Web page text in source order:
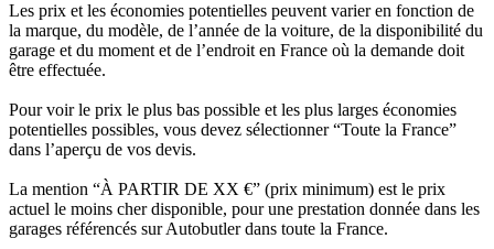
Les prix et les économies potentielles peuvent varier en fonction de
la marque, du modèle, de l’année de la voiture, de la disponibilité du
garage et du moment et de l’endroit en France où la demande doit
être effectuée.
Pour voir le prix le plus bas possible et les plus larges économies
potentielles possibles, vous devez sélectionner “Toute la France”
dans l’aperçu de vos devis.
La mention “À PARTIR DE XX €” (prix minimum) est le prix
actuel le moins cher disponible, pour une prestation donnée dans les
garages référencés sur Autobutler dans toute la France.